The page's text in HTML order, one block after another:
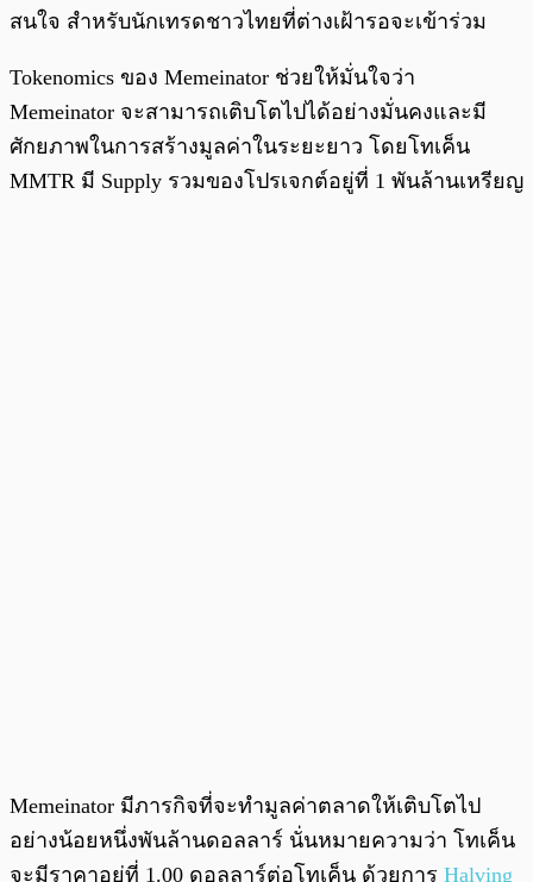
สนใจ สำหรับนักเทรดชาวไทยที่ต่างเฝ้ารอจะเข้าร่วม
Tokenomics ของ Memeinator ช่วยให้มั่นใจว่า
Memeinator จะสามารถเติบโตไปได้อย่างมั่นคงและมี
ศักยภาพในการสร้างมูลค่าในระยะยาว โดยโทเค็น
MMTR มี Supply รวมของโปรเจกต์อยู่ที่ 1 พันล้านเหรียญ
Memeinator มีภารกิจที่จะทำมูลค่าตลาดให้เติบโตไป
อย่างน้อยหนึ่งพันล้านดอลลาร์ นั่นหมายความว่า โทเค็น
จะมีราคาอยู่ที่ 1.00 ดอลลาร์ต่อโทเค็น ด้วยการ Halving